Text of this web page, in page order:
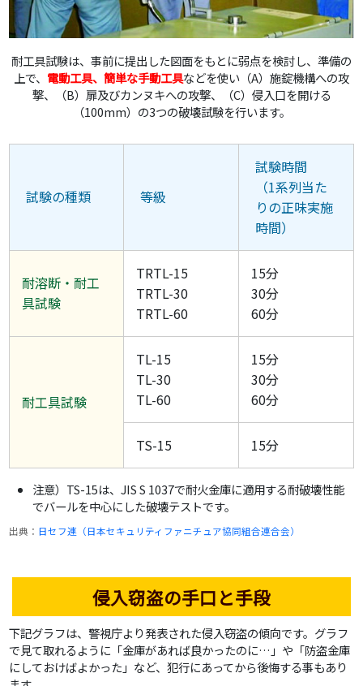
耐工具試験は、事前に提出した図面をもとに弱点を検討し、準備の
上で、 電動工具、簡単な手動工具などを使い（A）施錠機構への攻
撃、（B）扉及びカンヌキへの攻撃、（C）侵入口を開ける
（100mm）の3つの破壊試験を行います。
試験の種類 等級
試験時間
（1系列当た
りの正味実施
時間）
耐溶断・耐工
具試験
TRTL-15
TRTL-30
TRTL-60
15分
30分
60分
耐工具試験
TL-15
TL-30
TL-60
15分
30分
60分
TS-15 15分
注意）TS-15は、JIS S 1037で耐火金庫に適用する耐破壊性能
でバールを中心にした破壊テストです。
出典： 日セフ連（日本セキュリティファニチュア協同組合連合会）
侵入窃盗の手口と手段
下記グラフは、警視庁より発表された侵入窃盗の傾向です。グラフ
で見て取れるように「金庫があれば良かったのに…」や「防盗金庫
にしておけばよかった」など、犯行にあってから後悔する事もあり